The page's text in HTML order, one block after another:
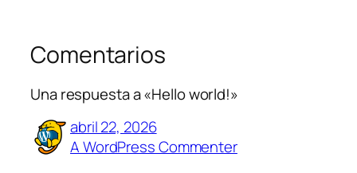
Comentarios
Una respuesta a «Hello world!»
abril 22, 2026
A WordPress Commenter